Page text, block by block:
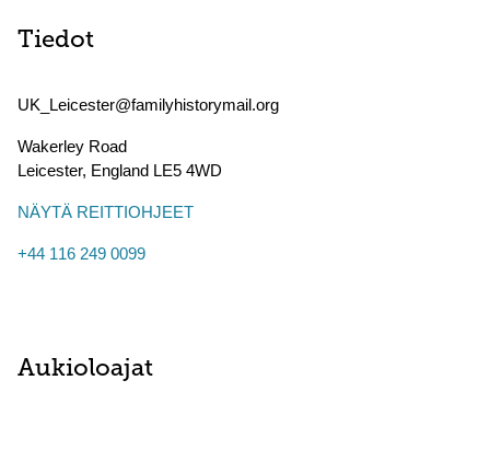
Tiedot
UK_Leicester@familyhistorymail.org
Wakerley Road
Leicester, England LE5 4WD
NÄYTÄ REITTIOHJEET
+44 116 249 0099
Aukioloajat